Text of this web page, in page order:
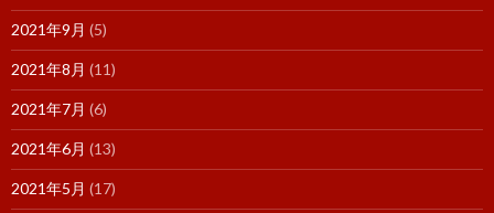
2021年9月 (5)
2021年8月 (11)
2021年7月 (6)
2021年6月 (13)
2021年5月 (17)